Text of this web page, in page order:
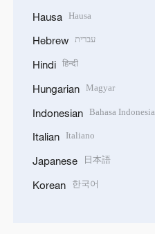
Hausa Hausa
Hebrew עברית
Hindi हिन्दी
Hungarian Magyar
Indonesian Bahasa Indonesia
Italian Italiano
Japanese 日本語
Korean 한국어